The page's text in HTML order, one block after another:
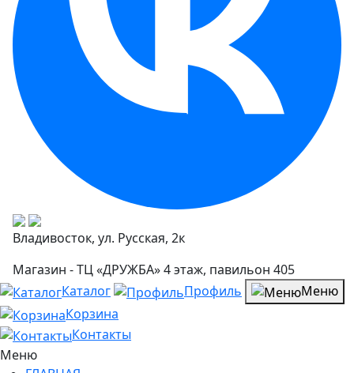
Владивосток, ул. Русская, 2к
Магазин - ТЦ «ДРУЖБА» 4 этаж, павильон 405
Каталог
Профиль
Меню
Корзина
Контакты
Меню